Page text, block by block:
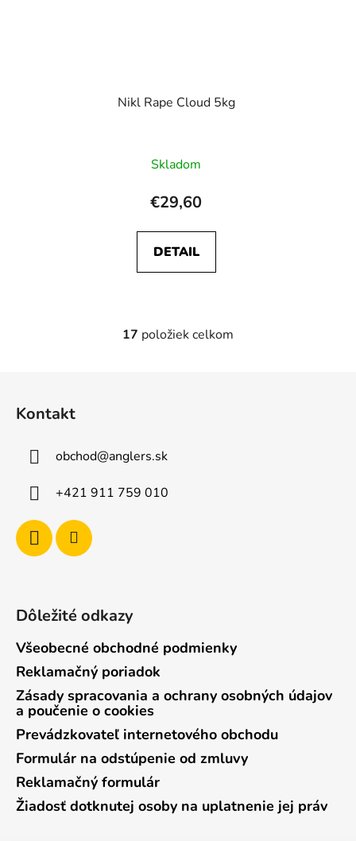
Nikl Rape Cloud 5kg
Skladom
€29,60
DETAIL
O
s
17 položiek celkom
Kontakt
obchod@anglers.sk
+421 911 759 010
Dôležité odkazy
Všeobecné obchodné podmienky
Reklamačný poriadok
Zásady spracovania a ochrany osobných údajov
a poučenie o cookies
Prevádzkovateľ internetového obchodu
Formulár na odstúpenie od zmluvy
Reklamačný formulár
Žiadosť dotknutej osoby na uplatnenie jej práv